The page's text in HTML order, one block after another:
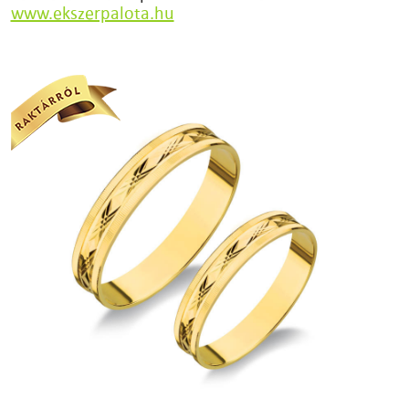
www.ekszerpalota.hu